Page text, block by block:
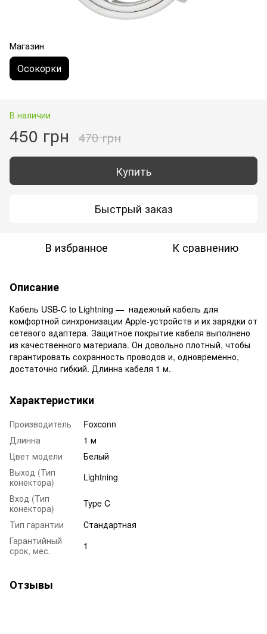
Магазин
Осокорки
В наличии
450 грн 470 грн
Купить
Быстрый заказ
В избранное К сравнению
Описание
Кабель USB-C to Lightning — надежный кабель для
комфортной синхронизации Apple-устройств и их зарядки от
сетевого адаптера. Защитное покрытие кабеля выполнено
из качественного материала. Он довольно плотный, чтобы
гарантировать сохранность проводов и, одновременно,
достаточно гибкий. Длинна кабеля 1 м.
Характеристики
Производитель
Foxconn
Длинна
1 м
Цвет модели
Белый
Выход (Тип
конектора)
Lightning
Вход (Тип
конектора)
Type C
Тип гарантии
Стандартная
Гарантийный
срок, мес.
1
Отзывы